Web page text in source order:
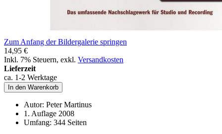
Zum Anfang der Bildergalerie springen
14,95 €
Inkl. 7% Steuern, exkl. Versandkosten
Lieferzeit
ca. 1-2 Werktage
In den Warenkorb
Autor: Peter Martinus
1. Auflage 2008
Umfang: 344 Seiten